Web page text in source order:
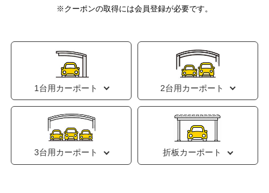
※クーポンの取得には会員登録が必要です。
1台用カーポート 2台用カーポート
3台用カーポート 折板カーポート